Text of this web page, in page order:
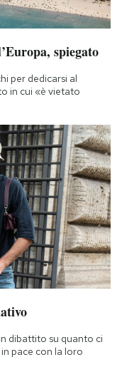
spiegato
per dedicarsi al
in cui «è vietato
dibattito su quanto ci
pace con la loro